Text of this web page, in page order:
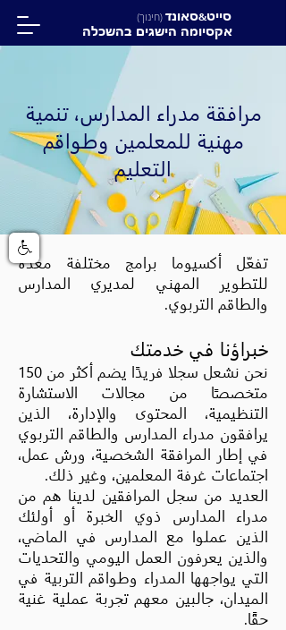
סייט&סאונד (חינוך)
אקסיומה הישגים בהשכלה
مرافقة مدراء المدارس، تنمية
مهنية للمعلمين وطواقم
التعليم
تفعّل أكسيوما برامج مختلفة معدّة
للتطوير المهني لمديري المدارس
والطاقم التربوي.
خبراؤنا في خدمتك
نحن نشعل سجلا فريدًا يضم أكثر من 150
متخصصًا من مجالات الاستشارة
التنظيمية، المحتوى والإدارة، الذين
يرافقون مدراء المدارس والطاقم التربوي
في إطار المرافقة الشخصية، ورش عمل،
اجتماعات غرفة المعلمين، وغير ذلك.
العديد من سجل المرافقين لدينا هم من
مدراء المدارس ذوي الخبرة أو أولئك
الذين عملوا مع المدارس في الماضي،
والذين يعرفون العمل اليومي والتحديات
التي يواجهها المدراء وطواقم التربية في
الميدان، جالبين معهم تجربة عملية غنية
حقًا.